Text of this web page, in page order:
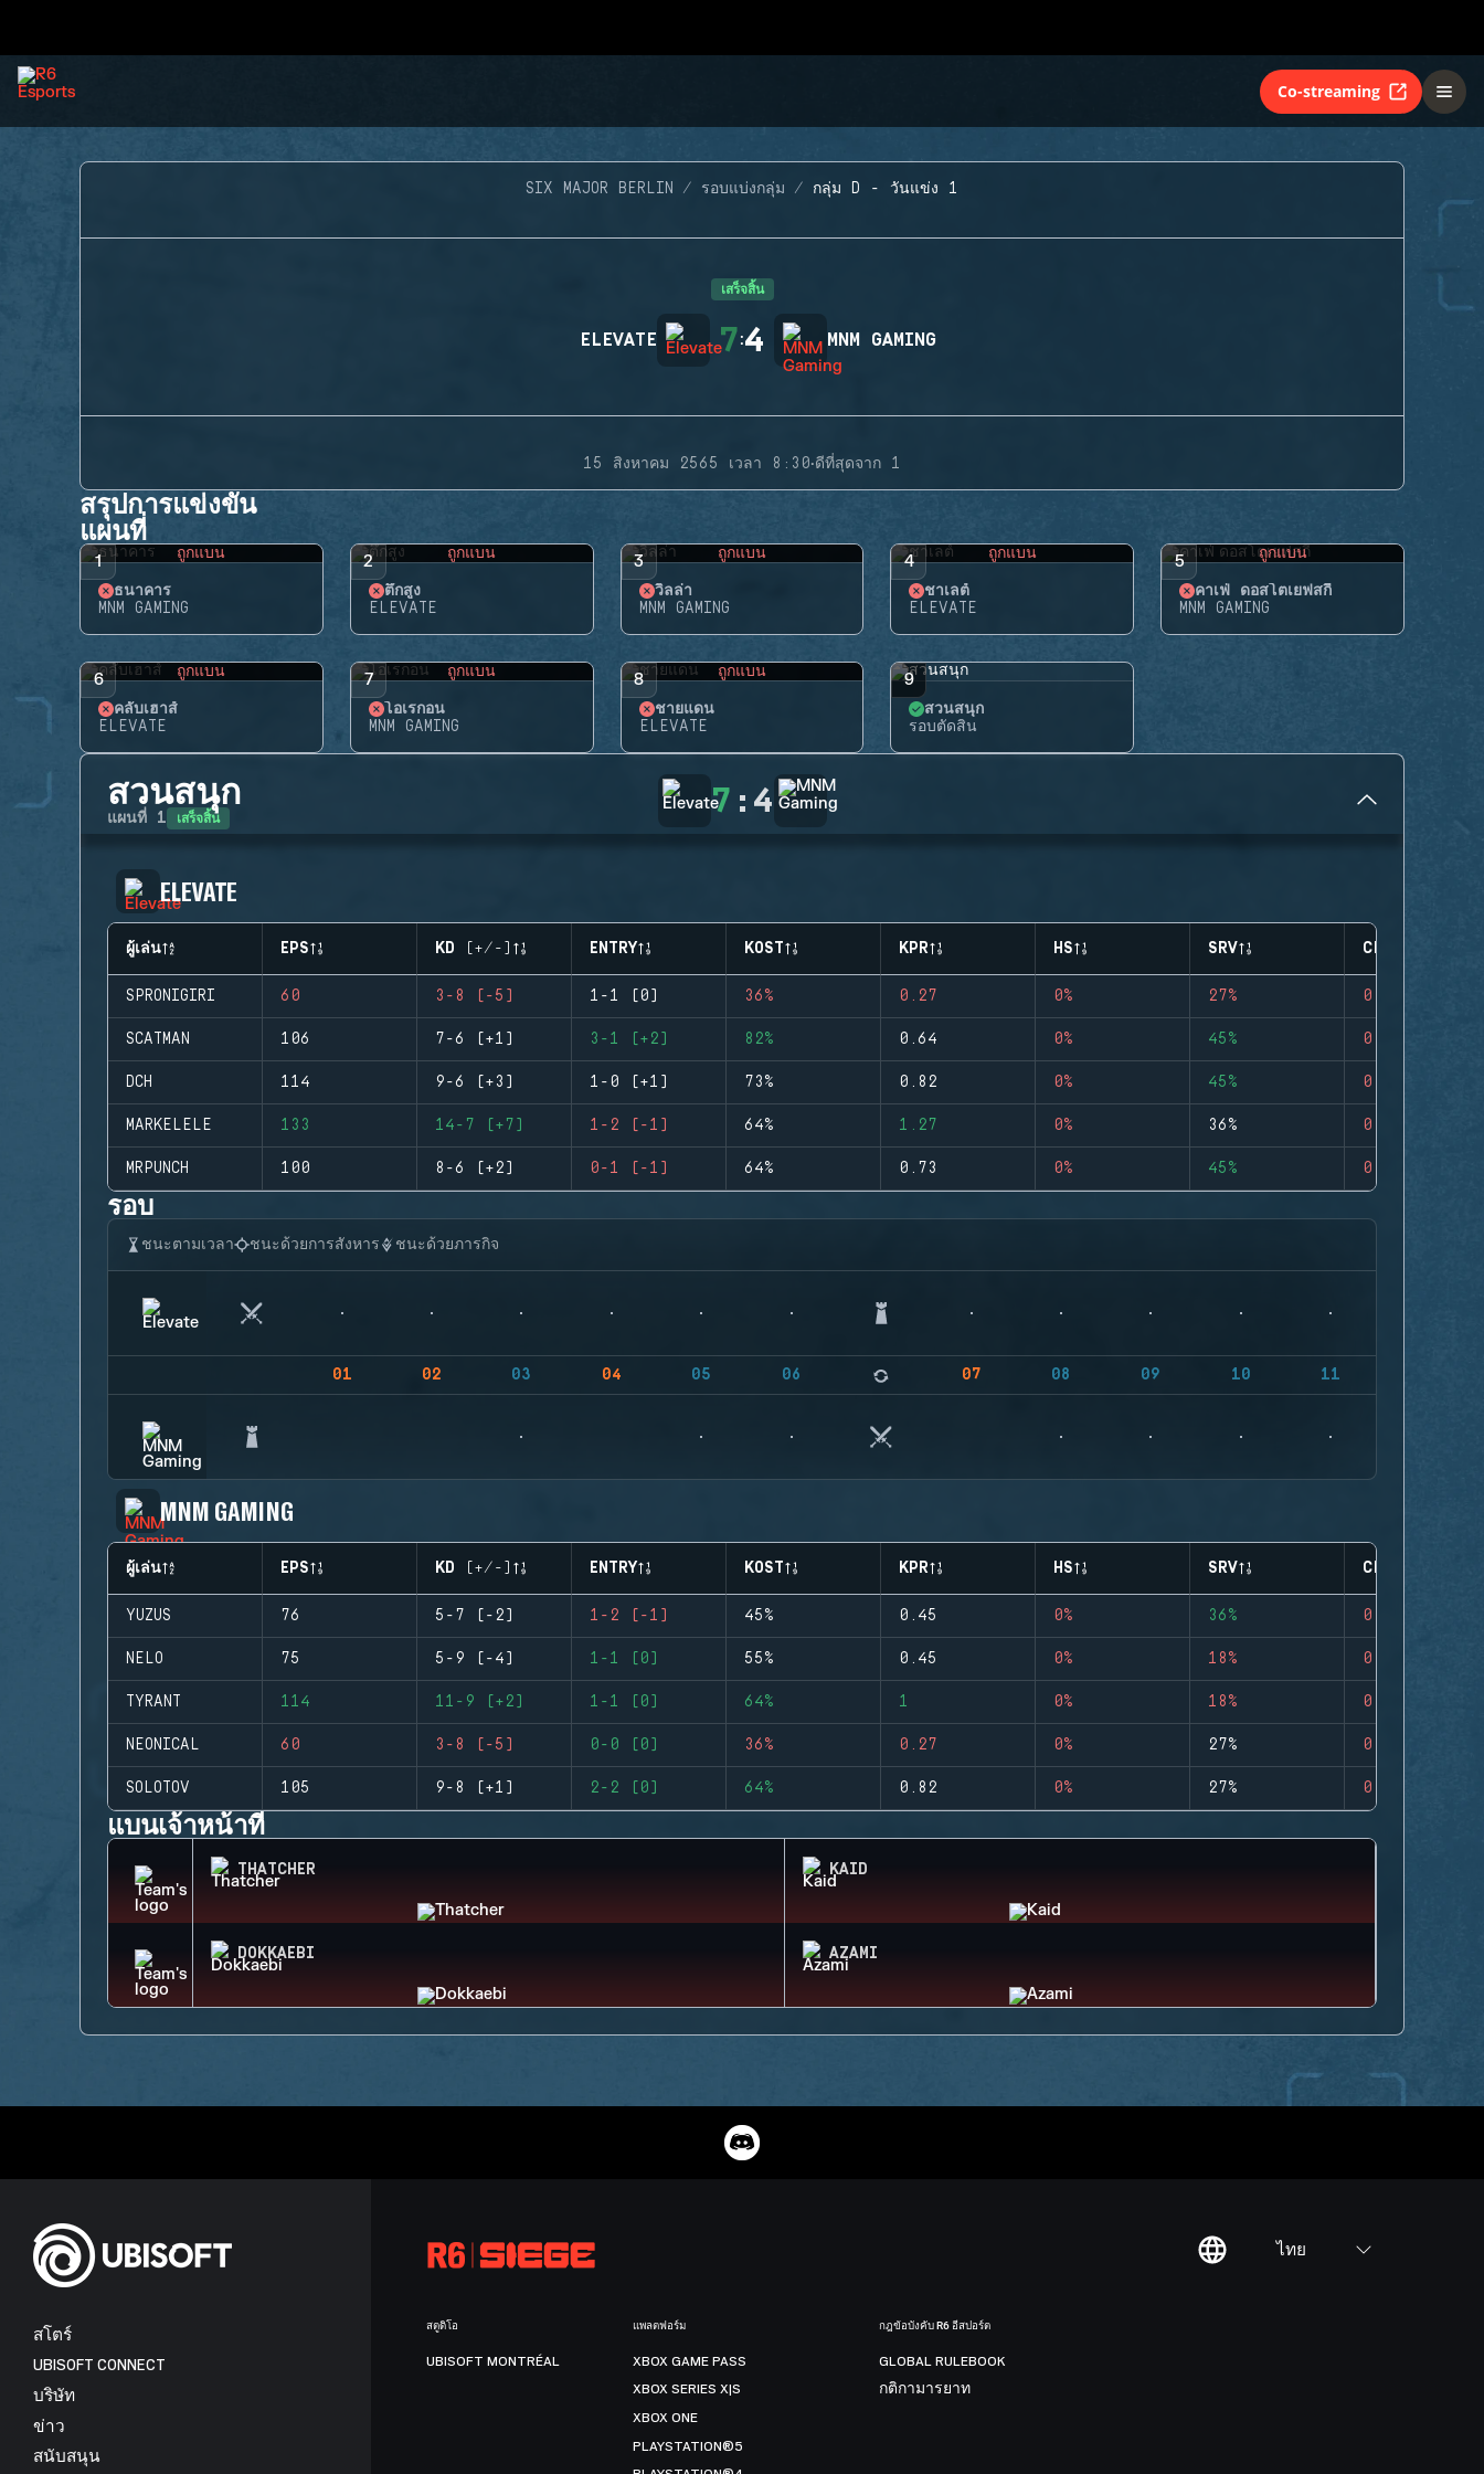
Co-streaming
SIX MAJOR BERLIN รอบแบ่งกลุ่ม กลุ่ม D - วันแข่ง 1
เสร็จสิ้น
ELEVATE 7:4 MNM GAMING
15 สิงหาคม 2565 เวลา 8:30·ดีที่สุดจาก 1
สรุปการแข่งขัน
แผนที่
1 ถูกแบน
ธนาคาร
MNM GAMING
2 ถูกแบน
ตึกสูง
ELEVATE
3 ถูกแบน
วิลล่า
MNM GAMING
4 ถูกแบน
ชาเลต์
ELEVATE
5 ถูกแบน
คาเฟ่ ดอสโตเยฟสกี้
MNM GAMING
6 ถูกแบน
คลับเฮาส์
ELEVATE
7 ถูกแบน
โอเรกอน
MNM GAMING
8 ถูกแบน
ชายแดน
ELEVATE
9
สวนสนุก
รอบตัดสิน
สวนสนุก
แผนที่ 1 เสร็จสิ้น 7 : 4
ELEVATE
ผู้เล่น EPS KD (+/-) ENTRY KOST KPR HS SRV CLUTCHES
SPRONIGIRI 60 3-8 (-5) 1-1 (0) 36% 0.27 0% 27% 0
SCATMAN 106 7-6 (+1) 3-1 (+2) 82% 0.64 0% 45% 0
DCH 114 9-6 (+3) 1-0 (+1) 73% 0.82 0% 45% 0
MARKELELE 133 14-7 (+7) 1-2 (-1) 64% 1.27 0% 36% 0
MRPUNCH 100 8-6 (+2) 0-1 (-1) 64% 0.73 0% 45% 0
รอบ
ชนะตามเวลา ชนะด้วยการสังหาร ชนะด้วยภารกิจ
01 02 03 04 05 06 07 08 09 10 11
MNM GAMING
ผู้เล่น EPS KD (+/-) ENTRY KOST KPR HS SRV CLUTCHES
YUZUS 76 5-7 (-2) 1-2 (-1) 45% 0.45 0% 36% 0
NELO 75 5-9 (-4) 1-1 (0) 55% 0.45 0% 18% 0
TYRANT 114 11-9 (+2) 1-1 (0) 64% 1 0% 18% 0
NEONICAL 60 3-8 (-5) 0-0 (0) 36% 0.27 0% 27% 0
SOLOTOV 105 9-8 (+1) 2-2 (0) 64% 0.82 0% 27% 0
แบนเจ้าหน้าที่
THATCHER KAID
DOKKAEBI AZAMI
ไทย
สโตร์
UBISOFT CONNECT
บริษัท
ข่าว
สนับสนุน
สตูดิโอ
UBISOFT MONTRÉAL
แพลตฟอร์ม
XBOX GAME PASS
XBOX SERIES X|S
XBOX ONE
PLAYSTATION®5
กฎข้อบังคับ R6 อีสปอร์ต
GLOBAL RULEBOOK
กติกามารยาท